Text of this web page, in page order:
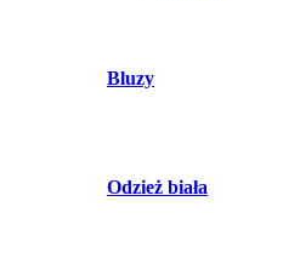
Bluzy
Odzież biała